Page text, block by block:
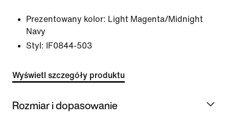
Prezentowany kolor: Light Magenta/Midnight
Navy
Styl:
IF0844-503
Wyświetl szczegóły produktu
Rozmiar i dopasowanie